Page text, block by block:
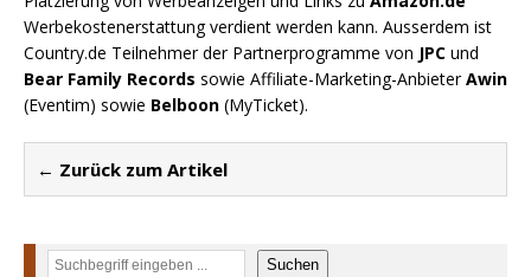
Werbekostenerstattung verdient werden kann. Ausserdem ist
Country.de Teilnehmer der Partnerprogramme von JPC und
Bear Family Records sowie Affiliate-Marketing-AnbieterAwin
(Eventim) sowie Belboon (MyTicket).
← Zurück zum Artikel
Suchen Suchen